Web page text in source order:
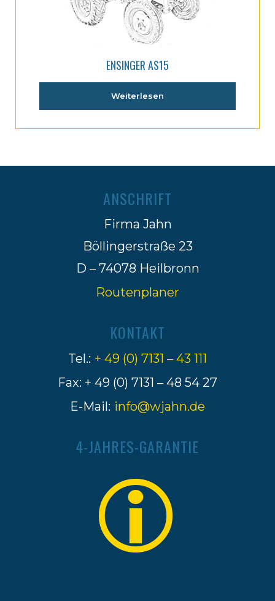
ENSINGER AS15
Weiterlesen
ANSCHRIFT
Firma Jahn
Böllingerstraße 23
D – 74078 Heilbronn
Routenplaner
KONTAKT
Tel.: + 49 (0) 7131 – 43 111
Fax: + 49 (0) 7131 – 48 54 27
E-Mail: info@wjahn.de
4-JAHRES-GARANTIE